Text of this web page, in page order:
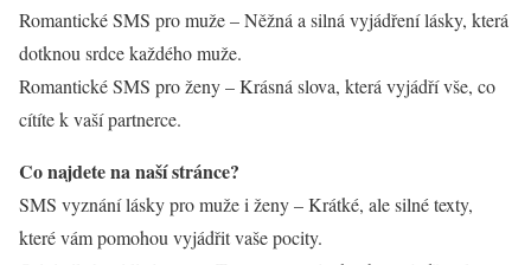
Romantické SMS pro muže – Něžná a silná vyjádření lásky, která
dotknou srdce každého muže.
Romantické SMS pro ženy – Krásná slova, která vyjádří vše, co
cítíte k vaší partnerce.
Co najdete na naší stránce?
SMS vyznání lásky pro muže i ženy – Krátké, ale silné texty,
které vám pomohou vyjádřit vaše pocity.